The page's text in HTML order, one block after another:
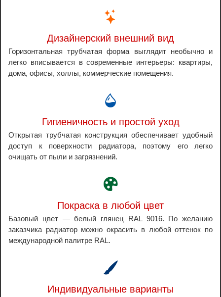
Дизайнерский внешний вид
Горизонтальная трубчатая форма выглядит необычно и
легко вписывается в современные интерьеры: квартиры,
дома, офисы, холлы, коммерческие помещения.
Гигиеничность и простой уход
Открытая трубчатая конструкция обеспечивает удобный
доступ к поверхности радиатора, поэтому его легко
очищать от пыли и загрязнений.
Покраска в любой цвет
Базовый цвет — белый глянец RAL 9016. По желанию
заказчика радиатор можно окрасить в любой оттенок по
международной палитре RAL.
Индивидуальные варианты